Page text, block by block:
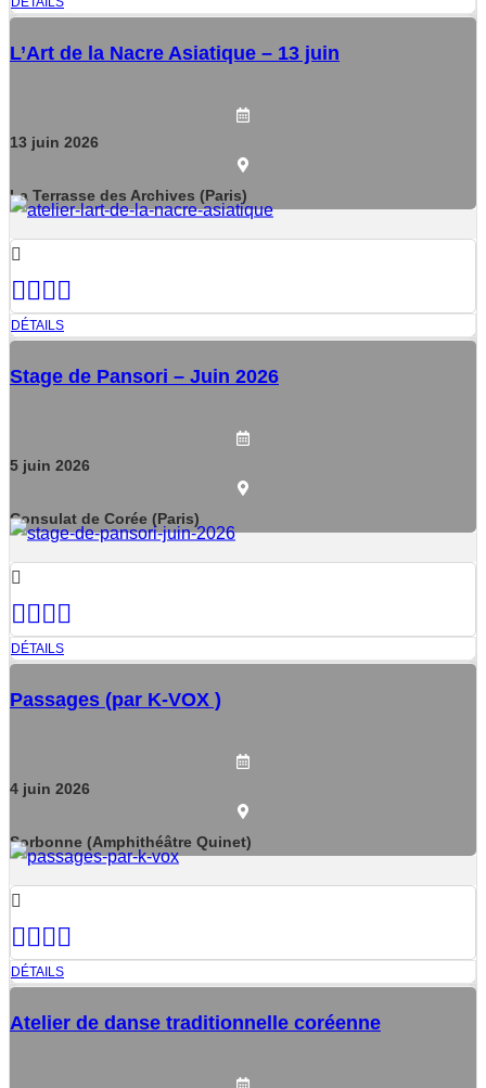
L’Art de la Nacre Asiatique – 13 juin
13 juin 2026
La Terrasse des Archives (Paris)
DÉTAILS
Stage de Pansori – Juin 2026
5 juin 2026
Consulat de Corée (Paris)
DÉTAILS
Passages (par K-VOX )
4 juin 2026
Sorbonne (Amphithéâtre Quinet)
DÉTAILS
Atelier de danse traditionnelle coréenne